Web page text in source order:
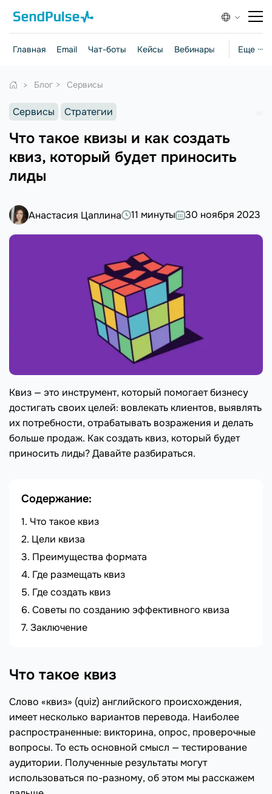
Еще ···
Главная Email Чат-боты Кейсы Вебинары Стратегии
Блог Сервисы
Сервисы Стратегии
Что такое квизы и как создать
квиз, который будет приносить
лиды
Анастасия Цаплина 11 минуты 30 ноября 2023
Квиз — это инструмент, который помогает бизнесу
достигать своих целей: вовлекать клиентов, выявлять
их потребности, отрабатывать возражения и делать
больше продаж. Как создать квиз, который будет
приносить лиды? Давайте разбираться.
Содержание:
Что такое квиз
Цели квиза
Преимущества формата
Где размещать квиз
Где создать квиз
Советы по созданию эффективного квиза
Заключение
Что такое квиз
Слово «квиз» (quiz) английского происхождения,
имеет несколько вариантов перевода. Наиболее
распространенные: викторина, опрос, проверочные
вопросы. То есть основной смысл — тестирование
аудитории. Полученные результаты могут
использоваться по-разному, об этом мы расскажем